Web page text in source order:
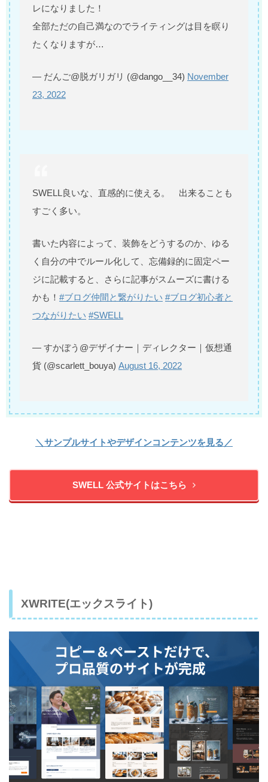
レになりました！
全部ただの自己満なのでライティングは目を瞑り
たくなりますが…
— だんご@脱ガリガリ (@dango__34) November
23, 2022
SWELL良いな、直感的に使える。 出来ることも
すごく多い。
書いた内容によって、装飾をどうするのか、ゆる
く自分の中でルール化して、忘備録的に固定ペー
ジに記載すると、さらに記事がスムーズに書ける
かも！ #ブログ仲間と繋がりたい #ブログ初心者と
つながりたい #SWELL
— すかぼう@デザイナー｜ディレクター｜仮想通
貨 (@scarlett_bouya) August 16, 2022
＼サンプルサイトやデザインコンテンツを見る／
SWELL 公式サイトはこちら
XWRITE(エックスライト)